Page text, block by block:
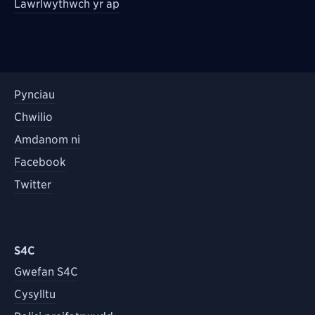
Lawrlwythwch yr ap
Pynciau
Chwilio
Amdanom ni
Facebook
Twitter
S4C
Gwefan S4C
Cysylltu